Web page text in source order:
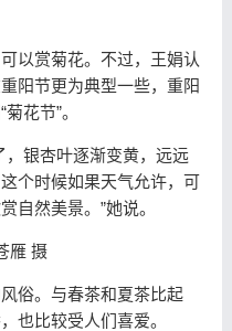
赏菊花。不过，王娟认
阳节更为典型一些，重阳
花节”。
银杏叶逐渐变黄，远远
个时候如果天气允许，可
自然美景。”她说。
雁 摄
俗。与春茶和夏茶比起
也比较受人们喜爱。